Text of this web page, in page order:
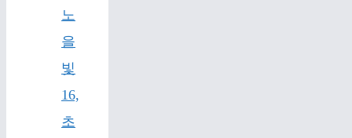
노
을
빛
16,
초